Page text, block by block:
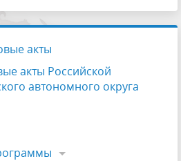
акты
акты Российской
автономного округа